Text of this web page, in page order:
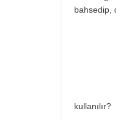
bahsedip,
kullanılır?